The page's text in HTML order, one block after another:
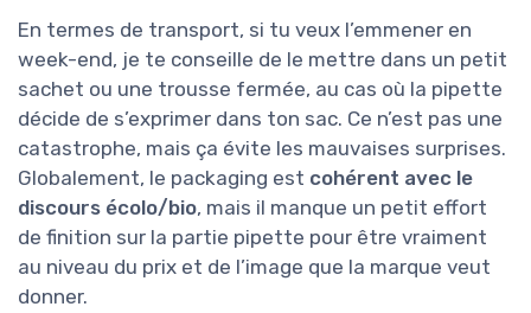
En termes de transport, si tu veux l’emmener en
week-end, je te conseille de le mettre dans un petit
sachet ou une trousse fermée, au cas où la pipette
décide de s’exprimer dans ton sac. Ce n’est pas une
catastrophe, mais ça évite les mauvaises surprises.
Globalement, le packaging est cohérent avec le
discours écolo/bio, mais il manque un petit effort
de finition sur la partie pipette pour être vraiment
au niveau du prix et de l’image que la marque veut
donner.